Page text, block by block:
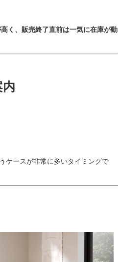
く、販売終了直前は一気に在庫が動
ケースが非常に多いタイミングで